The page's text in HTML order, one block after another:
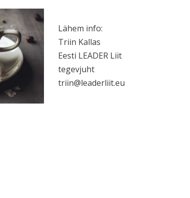
Lähem info:
Triin Kallas
Eesti LEADER Liit
tegevjuht
triin@leaderliit.eu